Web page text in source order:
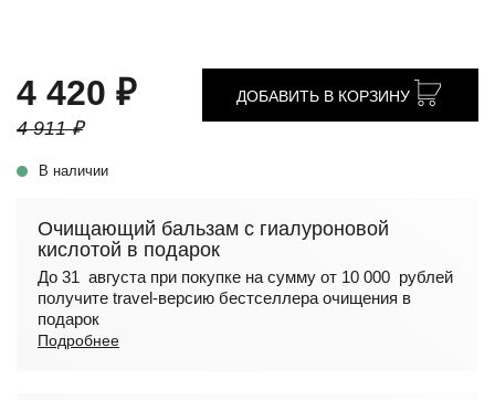
4 420 ₽
4 911 ₽
В наличии
ДОБАВИТЬ В КОРЗИНУ
Очищающий бальзам с гиалуроновой
кислотой в подарок
До 31 августа при покупке на сумму от 10 000 рублей
получите travel-версию бестселлера очищения в
подарок
Подробнее